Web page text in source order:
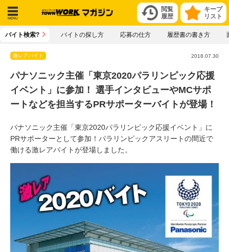
キープ
リスト
閲覧
履歴
メニ
バイト検索? バイトの探し方 応募の仕方 履歴書の書き方
激レアバイト 2018.07.30
パナソニック主催「東京2020パラリンピック応援
イベント」に参加！ 選手インタビューやMCサポ
ートなどを担当するPRサポーターバイトが登場！
パナソニック主催「東京2020パラリンピック応援イベント」に
PRサポーターとして参加！パラリンピックアスリートの間近で
働ける激レアバイトが登場しました。